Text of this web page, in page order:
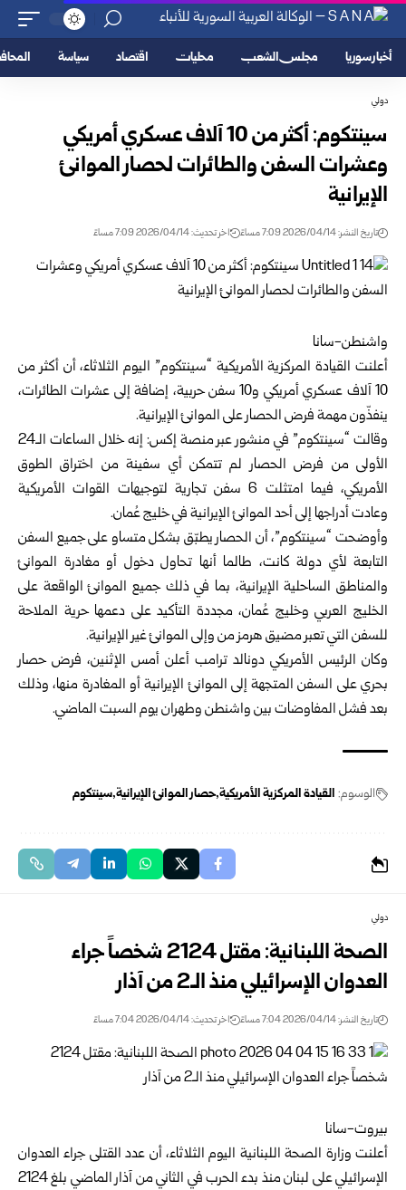
أخبار سوريا مجلس الشعب محليات اقتصاد سياسة
دولي
سينتكوم: أكثر من 10 آلاف عسكري أمريكي
وعشرات السفن والطائرات لحصار الموانئ
الإيرانية
تاريخ النشر: 2026/04/14 7:09 مساءً اخر تحديث: 2026/04/14 7:09 مساءً
واشنطن-سانا
أعلنت القيادة المركزية الأمريكية “سينتكوم” اليوم الثلاثاء، أن أكثر من
10 آلاف عسكري أمريكي و10 سفن حربية، إضافة إلى عشرات الطائرات،
ينفذّون مهمة فرض الحصار على الموانئ الإيرانية.
وقالت “سينتكوم” في منشور عبر منصة إكس: إنه خلال الساعات الـ24
الأولى من فرض الحصار لم تتمكن أي سفينة من اختراق الطوق
الأمريكي، فيما امتثلت 6 سفن تجارية لتوجيهات القوات الأمريكية
وعادت أدراجها إلى أحد الموانئ الإيرانية في خليج عُمان.
وأوضحت “سينتكوم”، أن الحصار يطبّق بشكل متساو على جميع السفن
التابعة لأي دولة كانت، طالما أنها تحاول دخول أو مغادرة الموانئ
والمناطق الساحلية الإيرانية، بما في ذلك جميع الموانئ الواقعة على
الخليج العربي وخليج عُمان، مجددة التأكيد على دعمها حرية الملاحة
للسفن التي تعبر مضيق هرمز من وإلى الموانئ غير الإيرانية.
وكان الرئيس الأمريكي دونالد ترامب أعلن أمس الإثنين، فرض حصار
بحري على السفن المتجهة إلى الموانئ الإيرانية أو المغادرة منها، وذلك
بعد فشل المفاوضات بين واشنطن وطهران يوم السبت الماضي.
الوسوم: القيادة المركزية الأمريكية حصار الموانئ الإيرانية سينتكوم
دولي
الصحة اللبنانية: مقتل 2124 شخصاً جراء
العدوان الإسرائيلي منذ الـ2 من آذار
تاريخ النشر: 2026/04/14 7:04 مساءً اخر تحديث: 2026/04/14 7:04 مساءً
بيروت-سانا
أعلنت وزارة الصحة اللبنانية اليوم الثلاثاء، أن عدد القتلى جراء العدوان
الإسرائيلي على لبنان منذ بدء الحرب في الثاني من آذار الماضي بلغ 2124